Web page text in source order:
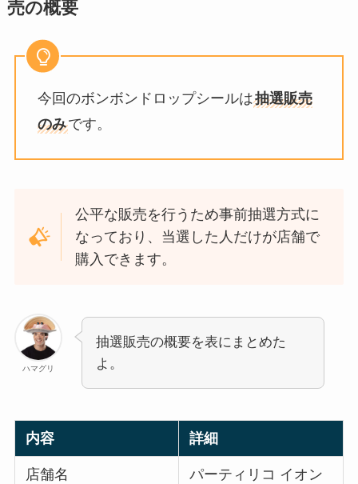
売の概要
今回のボンボンドロップシールは抽選販売
のみです。
公平な販売を行うため事前抽選方式に
なっており、当選した人だけが店舗で
購入できます。
ハマグリ
抽選販売の概要を表にまとめた
よ。
内容 詳細
店舗名
パーティリコ イオン